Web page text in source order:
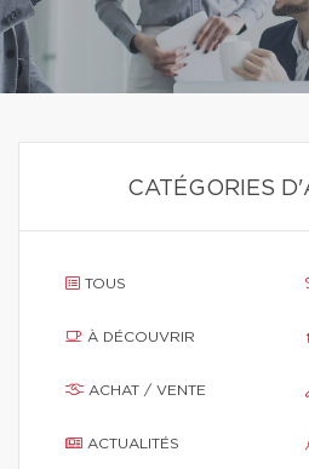
CATÉGORIES
TOUS
À DÉCOUVRIR
ACHAT / VENTE
ACTUALITÉS